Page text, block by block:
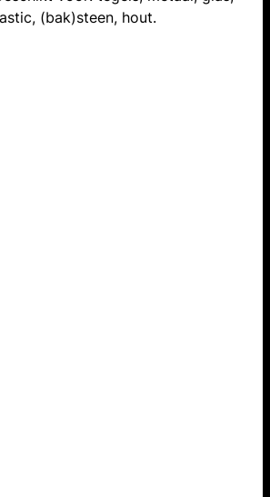
(bak)steen, hout.